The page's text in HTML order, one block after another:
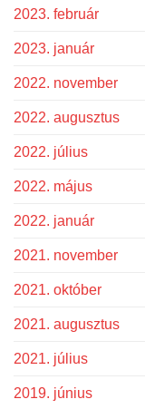
2023. február
2023. január
2022. november
2022. augusztus
2022. július
2022. május
2022. január
2021. november
2021. október
2021. augusztus
2021. július
2019. június